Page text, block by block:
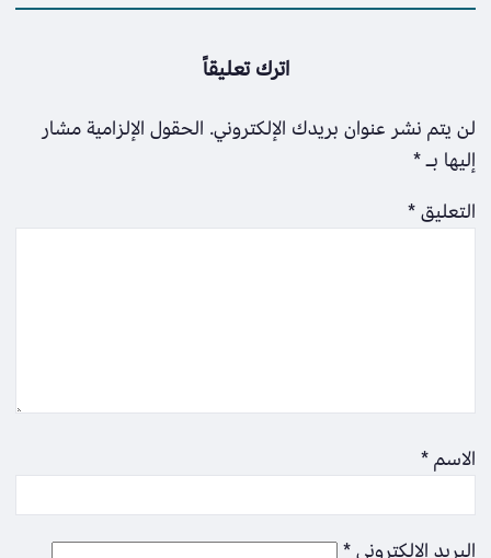
اترك تعليقاً
لن يتم نشر عنوان بريدك الإلكتروني. الحقول الإلزامية مشار
إليها بـ*
التعليق*
الاسم*
البريد الإلكتروني*